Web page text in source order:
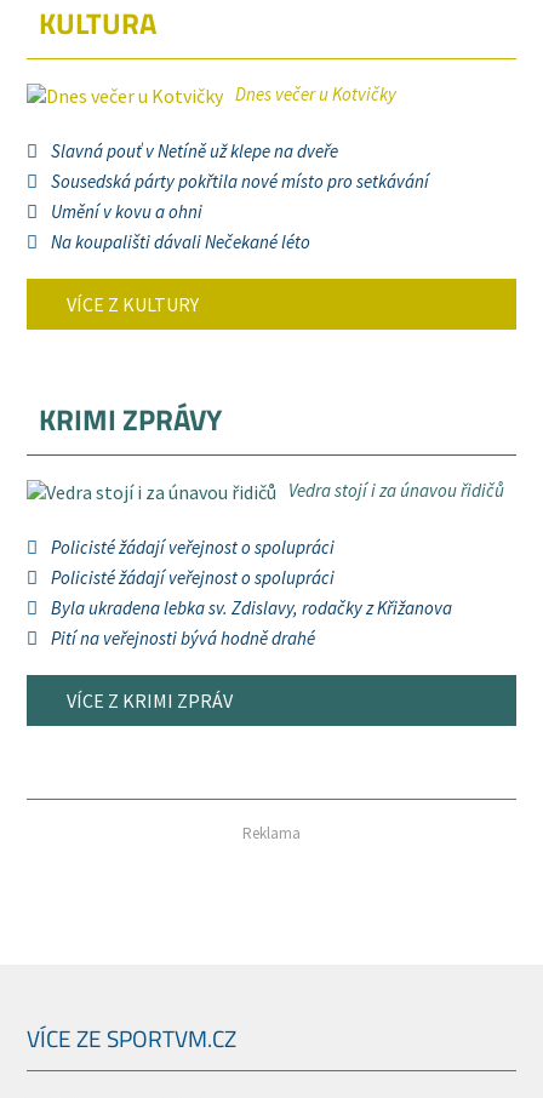
KULTURA
Dnes večer u Kotvičky
Slavná pouť v Netíně už klepe na dveře
Sousedská párty pokřtila nové místo pro setkávání
Umění v kovu a ohni
Na koupališti dávali Nečekané léto
VÍCE Z KULTURY
KRIMI ZPRÁVY
Vedra stojí i za únavou řidičů
Policisté žádají veřejnost o spolupráci
Policisté žádají veřejnost o spolupráci
Byla ukradena lebka sv. Zdislavy, rodačky z Křižanova
Pití na veřejnosti bývá hodně drahé
VÍCE Z KRIMI ZPRÁV
Reklama
VÍCE ZE SPORTVM.CZ